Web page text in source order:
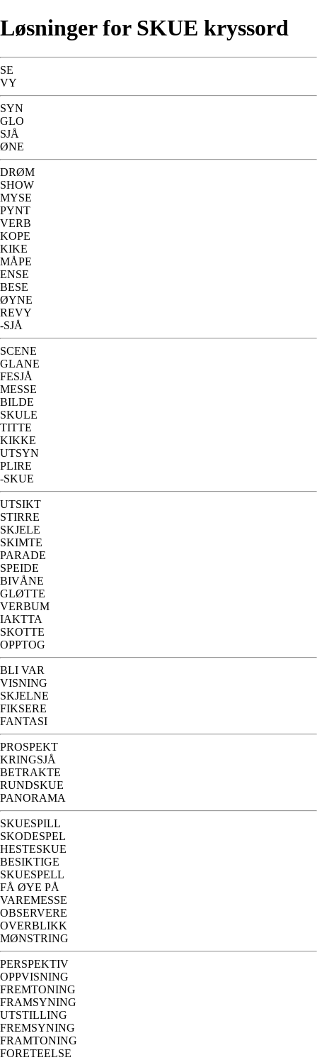
Løsninger for SKUE kryssord
SE
VY
SYN
GLO
SJÅ
ØNE
DRØM
SHOW
MYSE
PYNT
VERB
KOPE
KIKE
MÅPE
ENSE
BESE
ØYNE
REVY
-SJÅ
SCENE
GLANE
FESJÅ
MESSE
BILDE
SKULE
TITTE
KIKKE
UTSYN
PLIRE
-SKUE
UTSIKT
STIRRE
SKJELE
SKIMTE
PARADE
SPEIDE
BIVÅNE
GLØTTE
VERBUM
IAKTTA
SKOTTE
OPPTOG
BLI VAR
VISNING
SKJELNE
FIKSERE
FANTASI
PROSPEKT
KRINGSJÅ
BETRAKTE
RUNDSKUE
PANORAMA
SKUESPILL
SKODESPEL
HESTESKUE
BESIKTIGE
SKUESPELL
FÅ ØYE PÅ
VAREMESSE
OBSERVERE
OVERBLIKK
MØNSTRING
PERSPEKTIV
OPPVISNING
FREMTONING
FRAMSYNING
UTSTILLING
FREMSYNING
FRAMTONING
FORETEELSE